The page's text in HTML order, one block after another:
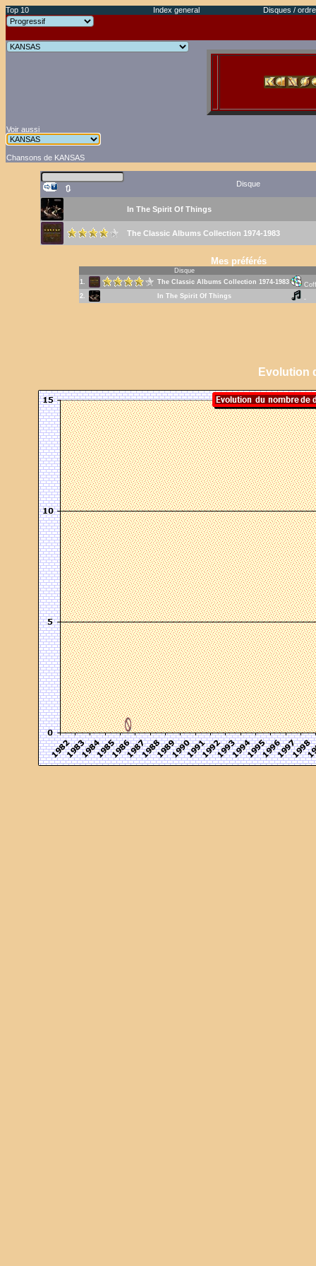
Top 10 Index general Disques /
Voir aussi
Chansons de KANSAS
🔃
Disque
In The Spirit Of Things
The Classic Albums Collection 1974-1983
Mes préférés
Disque
1.
The Classic Albums Collection 1974-1983
2.
In The Spirit Of Things -
Evolution